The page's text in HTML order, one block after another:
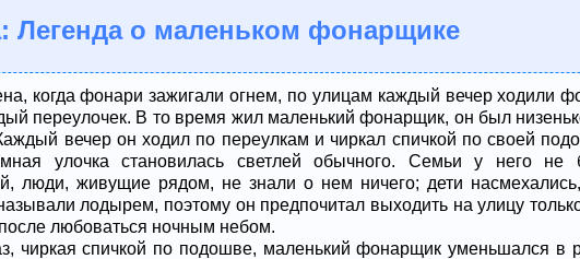
Легенда о маленьком фонарщике
когда фонари зажигали огнем, по улицам каждый вечер ходили
переулочек. В то время жил маленький фонарщик, он был
вечер он ходил по переулкам и чиркал спичкой по своей
улочка становилась светлей обычного. Семьи у него
люди, живущие рядом, не знали о нем ничего; дети
лодырем, поэтому он предпочитал выходить на улицу
любоваться ночным небом.
чиркая спичкой по подошве, маленький фонарщик уменьшался в